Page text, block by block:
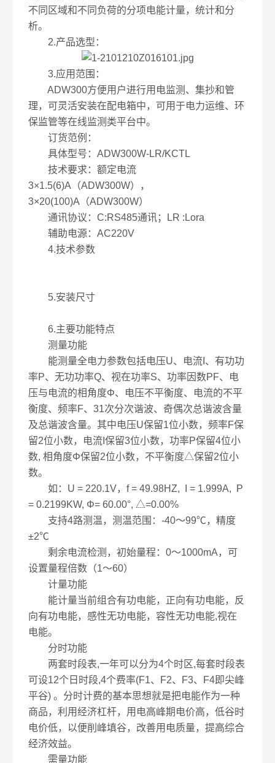
不同区域和不同负荷的分项电能计量，统计和分
析。
2.产品选型：
3.应用范围：
ADW300方便用户进行用电监测、集抄和管
理，可灵活安装在配电箱中，可用于电力运维、环
保监管等在线监测类平台中。
订货范例：
具体型号：ADW300W-LR/KCTL
技术要求：额定电流
3×1.5(6)A（ADW300W），
3×20(100)A（ADW300W）
通讯协议：C:RS485通讯；LR :Lora
辅助电源：AC220V
4.技术参数
5.安装尺寸
6.主要功能特点
测量功能
能测量全电力参数包括电压U、电流I、有功功
率P、无功功率Q、视在功率S、功率因数PF、电
压与电流的相角度Φ、电压不平衡度、电流的不平
衡度、频率F、31次分次谐波、奇偶次总谐波含量
及总谐波含量。其中电压U保留1位小数，频率F保
留2位小数，电流I保留3位小数，功率P保留4位小
数, 相角度Φ保留2位小数，不平衡度△保留2位小
数。
如：U = 220.1V，f = 49.98HZ, I = 1.999A, P
= 0.2199KW, Φ= 60.00°, △=0.00%
支持4路测温，测温范围：-40～99℃，精度
±2℃
剩余电流检测，初始量程：0～1000mA，可
设置量程倍数（1～60）
计量功能
能计量当前组合有功电能，正向有功电能，反
向有功电能，感性无功电能，容性无功电能,视在
电能。
分时功能
两套时段表,一年可以分为4个时区,每套时段表
可设12个日时段,4个费率(F1、F2、F3、F4即尖峰
平谷) 。分时计费的基本思想就是把电能作为一种
商品，利用经济杠杆，用电高峰期电价高，低谷时
电价低，以便削峰填谷，改善用电质量，提高综合
经济效益。
需量功能